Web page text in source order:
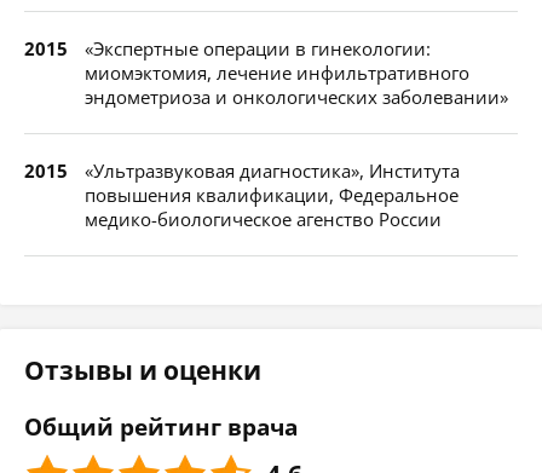
2015
«Экспертные операции в гинекологии:
миомэктомия, лечение инфильтративного
эндометриоза и онкологических заболевании»
2015
«Ультразвуковая диагностика», Института
повышения квалификации, Федеральное
медико-биологическое агенство России
Отзывы и оценки
Общий рейтинг врача